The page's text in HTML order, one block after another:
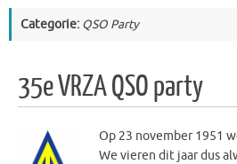
Categorie: QSO Party
35e VRZA QSO party
Op 23 november 1951
We vieren dit jaar dus